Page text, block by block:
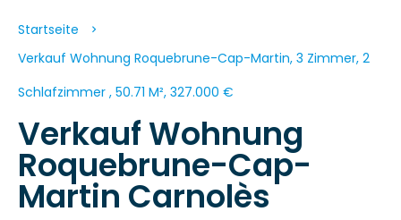
Startseite
Verkauf Wohnung Roquebrune-Cap-Martin, 3 Zimmer, 2
Schlafzimmer , 50.71 M², 327.000 €
Verkauf Wohnung
Roquebrune-Cap-
Martin Carnolès